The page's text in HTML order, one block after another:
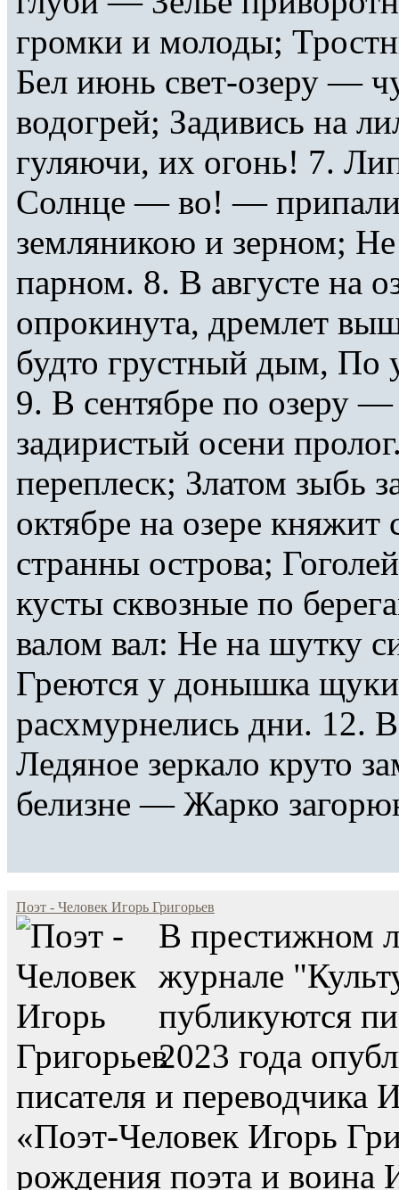
громки и молоды;
Бел июнь свет-озеру —
водогрей; Задивись на
гуляючи, их огонь! 7.
Солнце — во! —
земляникою и зерном;
парном. 8. В августе на
опрокинута, дремлет
будто грустный дым, По
9. В сентябре по озеру
задиристый осени
переплеск; Златом зыбь
октябре на озере
странны острова;
кусты сквозные по
валом вал: Не на шутку
Греются у донышка
расхмурнелись дни. 12.
Ледяное зеркало круто
белизне — Жарко
Поэт - Человек Игорь Григорьев
В престижном
журнале
публикуются
2023 года
писателя и
«Поэт-Человек Игорь
рождения поэта и воина